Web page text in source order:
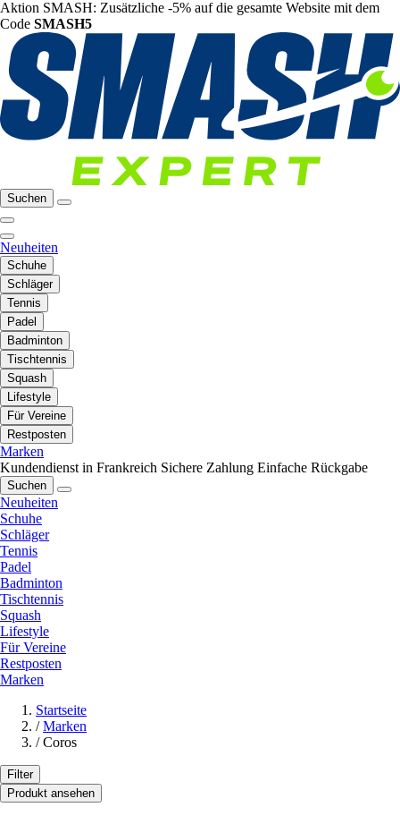
Aktion SMASH: Zusätzliche -5% auf die gesamte Website mit dem
Code SMASH5
Suchen
Neuheiten
Schuhe
Schläger
Tennis
Padel
Badminton
Tischtennis
Squash
Lifestyle
Für Vereine
Restposten
Marken
Kundendienst in Frankreich Sichere Zahlung Einfache Rückgabe
Suchen
Neuheiten
Schuhe
Schläger
Tennis
Padel
Badminton
Tischtennis
Squash
Lifestyle
Für Vereine
Restposten
Marken
Startseite
/ Marken
/ Coros
Filter
Produkt ansehen